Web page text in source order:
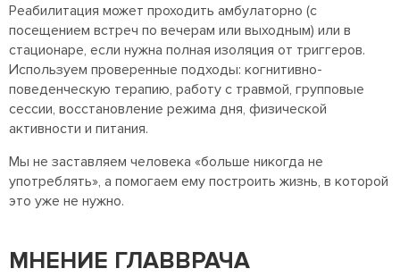
Реабилитация может проходить амбулаторно (с
посещением встреч по вечерам или выходным) или в
стационаре, если нужна полная изоляция от триггеров.
Используем проверенные подходы: когнитивно-
поведенческую терапию, работу с травмой, групповые
сессии, восстановление режима дня, физической
активности и питания.
Мы не заставляем человека «больше никогда не
употреблять», а помогаем ему построить жизнь, в которой
это уже не нужно.
МНЕНИЕ ГЛАВВРАЧА